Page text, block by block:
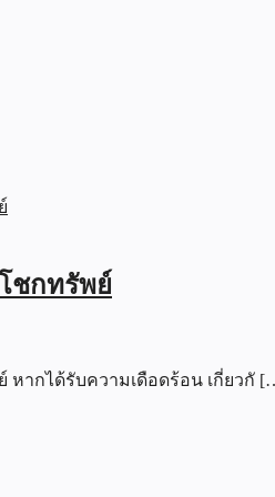
ชกทรัพย์
ากได้รับความเดือดร้อน เกี่ยวกั